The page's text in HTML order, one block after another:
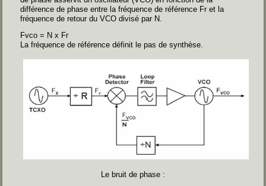
différence de phase entre la fréquence de référence Fr et la
fréquence de retour du VCO divisé par N.
Fvco = N x Fr
La fréquence de référence définit le pas de synthèse.
Le bruit de phase :